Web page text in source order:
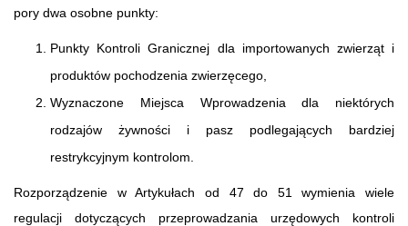
pory dwa osobne punkty:
Punkty Kontroli Granicznej dla importowanych zwierząt i
produktów pochodzenia zwierzęcego,
Wyznaczone Miejsca Wprowadzenia dla niektórych
rodzajów żywności i pasz podlegających bardziej
restrykcyjnym kontrolom.
Rozporządzenie w Artykułach od 47 do 51 wymienia wiele
regulacji dotyczących przeprowadzania urzędowych kontroli